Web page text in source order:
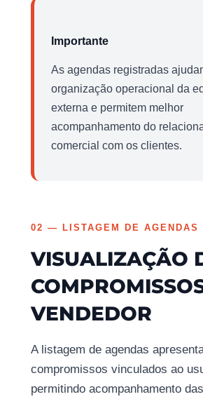
Importante
As agendas registradas
organização operacional da
externa e permitem melhor
acompanhamento do
comercial com os clientes.
02 — LISTAGEM DE AGENDAS
VISUALIZAÇÃO
VENDEDOR
A listagem de agendas
compromissos vinculados ao
permitindo acompanhamento